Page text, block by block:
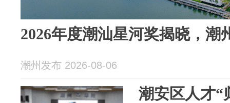
2026年度潮汕星河奖揭晓，潮
潮州发布 2026-08-06
潮安区人才“